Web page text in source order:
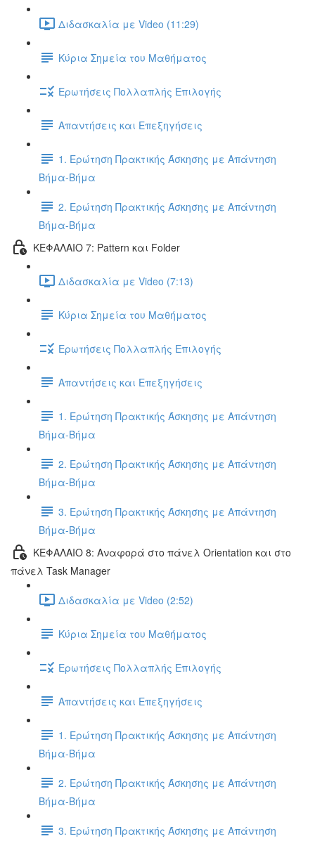
Διδασκαλία με Video (11:29)
Κύρια Σημεία του Μαθήματος
Ερωτήσεις Πολλαπλής Επιλογής
Απαντήσεις και Επεξηγήσεις
1. Ερώτηση Πρακτικής Άσκησης με Απάντηση
Βήμα-Βήμα
2. Ερώτηση Πρακτικής Άσκησης με Απάντηση
Βήμα-Βήμα
ΚΕΦΑΛΑΙΟ 7: Pattern και Folder
Διδασκαλία με Video (7:13)
Κύρια Σημεία του Μαθήματος
Ερωτήσεις Πολλαπλής Επιλογής
Απαντήσεις και Επεξηγήσεις
1. Ερώτηση Πρακτικής Άσκησης με Απάντηση
Βήμα-Βήμα
2. Ερώτηση Πρακτικής Άσκησης με Απάντηση
Βήμα-Βήμα
3. Ερώτηση Πρακτικής Άσκησης με Απάντηση
Βήμα-Βήμα
ΚΕΦΑΛΑΙΟ 8: Αναφορά στο πάνελ Orientation και στο
πάνελ Task Manager
Διδασκαλία με Video (2:52)
Κύρια Σημεία του Μαθήματος
Ερωτήσεις Πολλαπλής Επιλογής
Απαντήσεις και Επεξηγήσεις
1. Ερώτηση Πρακτικής Άσκησης με Απάντηση
Βήμα-Βήμα
2. Ερώτηση Πρακτικής Άσκησης με Απάντηση
Βήμα-Βήμα
3. Ερώτηση Πρακτικής Άσκησης με Απάντηση